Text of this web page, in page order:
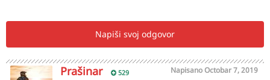
Napiši svoj odgovor
Prašinar 529 NapisanoOctobar 7, 2019